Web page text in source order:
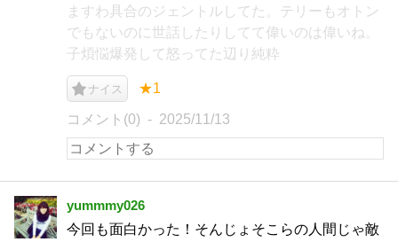
ますわ具合のジェントルしてた。テリーもオトン
でもないのに世話したりしてて偉いのは偉いね。
子煩悩爆発して怒ってた辺り純粋
ナイス ★1
コメント(0) 2025/11/13
yummmy026
今回も面白かった！そんじょそこらの人間じゃ敵